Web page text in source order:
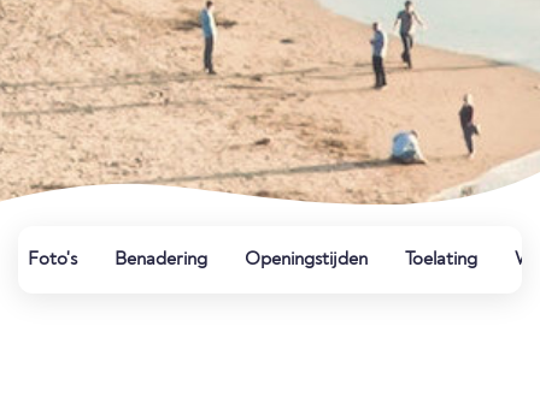
Foto's Benadering Openingstijden Toelating